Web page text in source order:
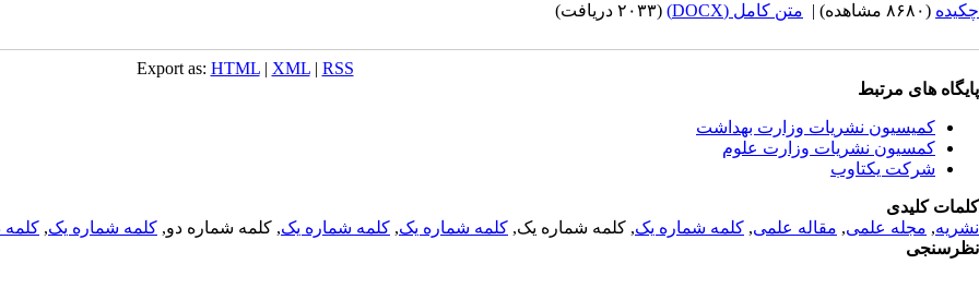
چکیده (۸۶۸۰ مشاهده) | متن کامل (DOCX) (۲۰۳۳ دریافت)
Export as: HTML| XML| RSS
پایگاه های مرتبط
کمیسیون نشریات وزارت بهداشت
کمسیون نشریات وزارت علوم
شرکت یکتاوب
کلمات کلیدی
نشریه, مجله علمی, مقاله علمی, کلمه شماره یک, کلمه شماره یک, کلمه شماره یک, کلمه شماره یک, کلمه شماره دو, کلمه شماره یک, کلمه
نظرسنجی